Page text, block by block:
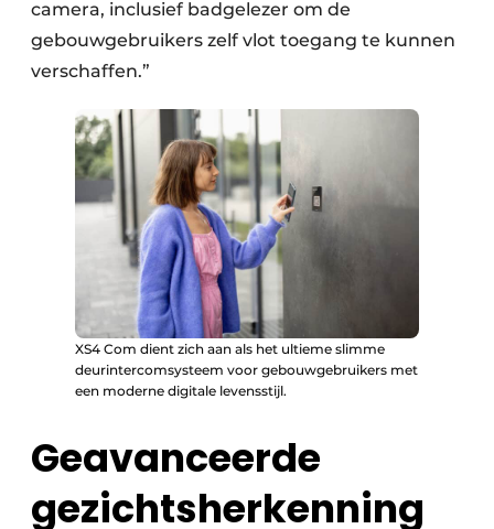
camera, inclusief badgelezer om de
gebouwgebruikers zelf vlot toegang te kunnen
verschaffen.”
XS4 Com dient zich aan als het ultieme slimme
deurintercomsysteem voor gebouwgebruikers met
een moderne digitale levensstijl.
Geavanceerde
gezichtsherkenning